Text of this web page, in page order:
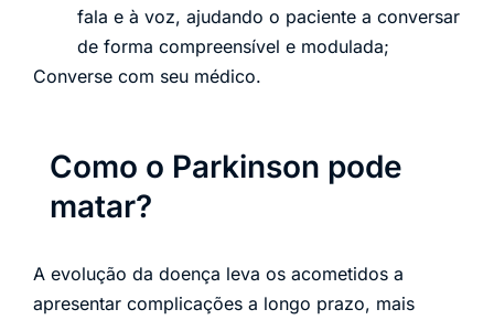
fala e à voz, ajudando o paciente a conversar
de forma compreensível e modulada;
Converse com seu médico.
Como o Parkinson pode
matar?
A evolução da doença leva os acometidos a
apresentar complicações a longo prazo, mais